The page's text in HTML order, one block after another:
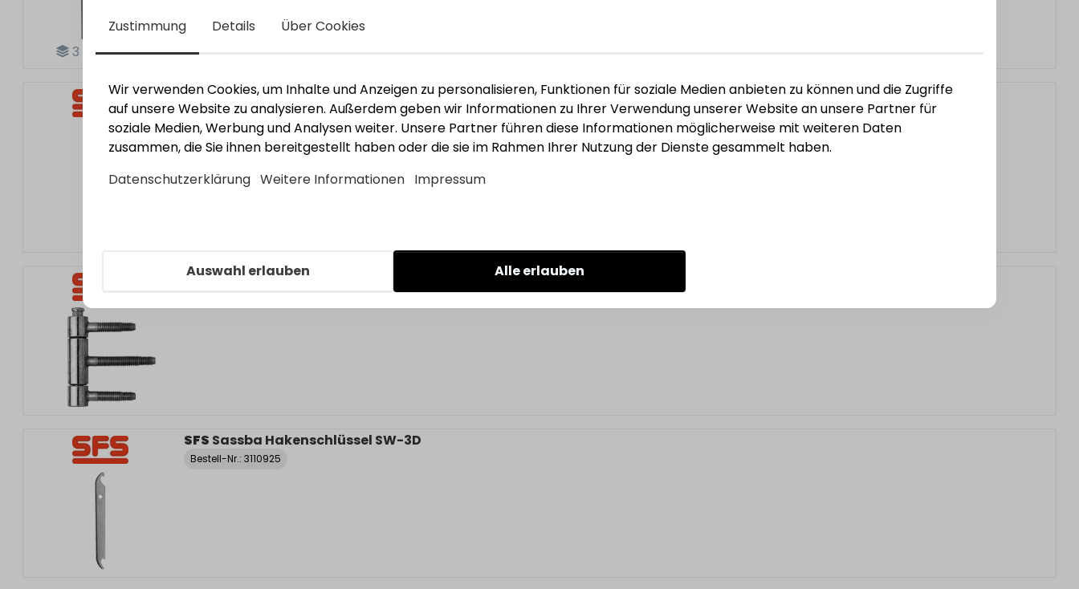
3 Varianten
SFSSassba Band 3D 11R-003
Bestell-Nr.:3110966 EAN: 7611188762423
SFSSassba Herkula Band 40H20
SFS Sassba Hakenschlüssel SW-3D
Bestell-Nr.: 3110925
Zustimmung Details Über Cookies
Wir verwenden Cookies, um Inhalte und Anzeigen zu personalisieren, Funktionen für soziale Medien anbieten zu können und die Zugriffe
auf unsere Website zu analysieren. Außerdem geben wir Informationen zu Ihrer Verwendung unserer Website an unsere Partner für
soziale Medien, Werbung und Analysen weiter. Unsere Partner führen diese Informationen möglicherweise mit weiteren Daten
zusammen, die Sie ihnen bereitgestellt haben oder die sie im Rahmen Ihrer Nutzung der Dienste gesammelt haben.
Datenschutzerklärung Weitere Informationen Impressum
Auswahl erlauben Alle erlauben